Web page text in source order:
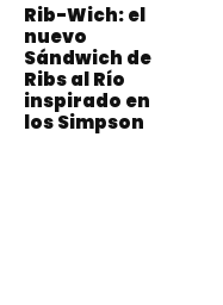
Rib-Wich: el
nuevo
Sándwich de
Ribs al Río
inspirado en
los Simpson